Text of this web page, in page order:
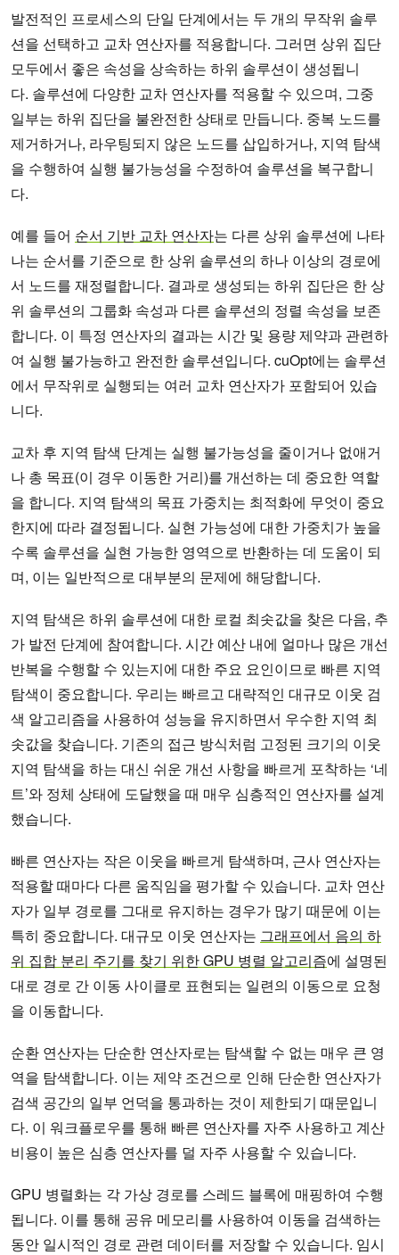
발전적인 프로세스의 단일 단계에서는 두 개의 무작위 솔루
션을 선택하고 교차 연산자를 적용합니다. 그러면 상위 집단
모두에서 좋은 속성을 상속하는 하위 솔루션이 생성됩니
다. 솔루션에 다양한 교차 연산자를 적용할 수 있으며, 그중
일부는 하위 집단을 불완전한 상태로 만듭니다. 중복 노드를
제거하거나, 라우팅되지 않은 노드를 삽입하거나, 지역 탐색
을 수행하여 실행 불가능성을 수정하여 솔루션을 복구합니
다.
예를 들어 순서 기반 교차 연산자는 다른 상위 솔루션에 나타
나는 순서를 기준으로 한 상위 솔루션의 하나 이상의 경로에
서 노드를 재정렬합니다. 결과로 생성되는 하위 집단은 한 상
위 솔루션의 그룹화 속성과 다른 솔루션의 정렬 속성을 보존
합니다. 이 특정 연산자의 결과는 시간 및 용량 제약과 관련하
여 실행 불가능하고 완전한 솔루션입니다. cuOpt에는 솔루션
에서 무작위로 실행되는 여러 교차 연산자가 포함되어 있습
니다.
교차 후 지역 탐색 단계는 실행 불가능성을 줄이거나 없애거
나 총 목표(이 경우 이동한 거리)를 개선하는 데 중요한 역할
을 합니다. 지역 탐색의 목표 가중치는 최적화에 무엇이 중요
한지에 따라 결정됩니다. 실현 가능성에 대한 가중치가 높을
수록 솔루션을 실현 가능한 영역으로 반환하는 데 도움이 되
며, 이는 일반적으로 대부분의 문제에 해당합니다.
지역 탐색은 하위 솔루션에 대한 로컬 최솟값을 찾은 다음, 추
가 발전 단계에 참여합니다. 시간 예산 내에 얼마나 많은 개선
반복을 수행할 수 있는지에 대한 주요 요인이므로 빠른 지역
탐색이 중요합니다. 우리는 빠르고 대략적인 대규모 이웃 검
색 알고리즘을 사용하여 성능을 유지하면서 우수한 지역 최
솟값을 찾습니다. 기존의 접근 방식처럼 고정된 크기의 이웃
지역 탐색을 하는 대신 쉬운 개선 사항을 빠르게 포착하는 ‘네
트’와 정체 상태에 도달했을 때 매우 심층적인 연산자를 설계
했습니다.
빠른 연산자는 작은 이웃을 빠르게 탐색하며, 근사 연산자는
적용할 때마다 다른 움직임을 평가할 수 있습니다. 교차 연산
자가 일부 경로를 그대로 유지하는 경우가 많기 때문에 이는
특히 중요합니다. 대규모 이웃 연산자는 그래프에서 음의 하
위 집합 분리 주기를 찾기 위한 GPU 병렬 알고리즘에 설명된
대로 경로 간 이동 사이클로 표현되는 일련의 이동으로 요청
을 이동합니다.
순환 연산자는 단순한 연산자로는 탐색할 수 없는 매우 큰 영
역을 탐색합니다. 이는 제약 조건으로 인해 단순한 연산자가
검색 공간의 일부 언덕을 통과하는 것이 제한되기 때문입니
다. 이 워크플로우를 통해 빠른 연산자를 자주 사용하고 계산
비용이 높은 심층 연산자를 덜 자주 사용할 수 있습니다.
GPU 병렬화는 각 가상 경로를 스레드 블록에 매핑하여 수행
됩니다. 이를 통해 공유 메모리를 사용하여 이동을 검색하는
동안 일시적인 경로 관련 데이터를 저장할 수 있습니다. 임시